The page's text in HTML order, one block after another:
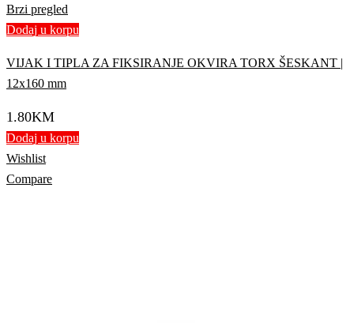
Brzi pregled
Dodaj u korpu
VIJAK I TIPLA ZA FIKSIRANJE OKVIRA TORX ŠESKANT |
12x160 mm
1.80KM
Dodaj u korpu
Wishlist
Compare